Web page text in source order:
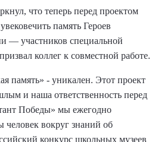
что теперь перед проектом
память Героев
— участников специальной
коллег к совместной работе.
память» - уникален. Этот проект
и наша ответственность перед
Победы» мы ежегодно
вокруг знаний об
конкурс школьных музеев